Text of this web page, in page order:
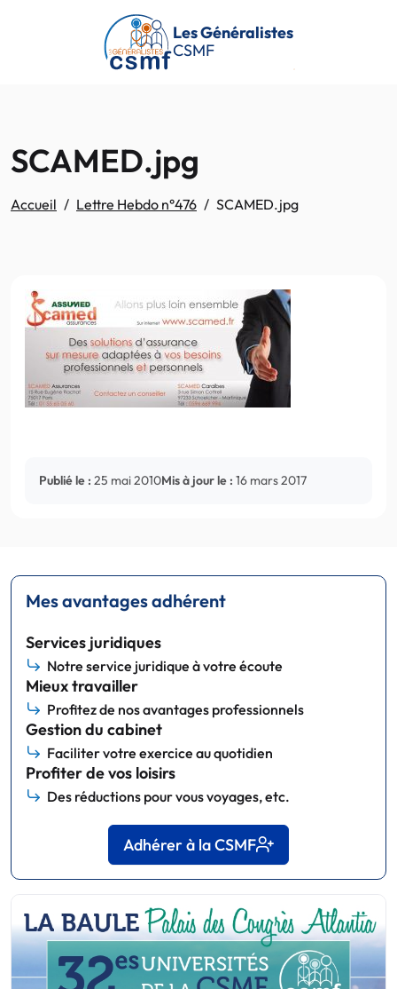
Passer au contenu principal
Les Généralistes
CSMF
SCAMED.jpg
Accueil Lettre Hebdo n°476 SCAMED.jpg
Publié le : 25 mai 2010Mis à jour le : 16 mars 2017
Mes avantages adhérent
Services juridiques
Notre service juridique à votre écoute
Mieux travailler
Profitez de nos avantages professionnels
Gestion du cabinet
Faciliter votre exercice au quotidien
Profiter de vos loisirs
Des réductions pour vous voyages, etc.
Adhérer à la CSMF